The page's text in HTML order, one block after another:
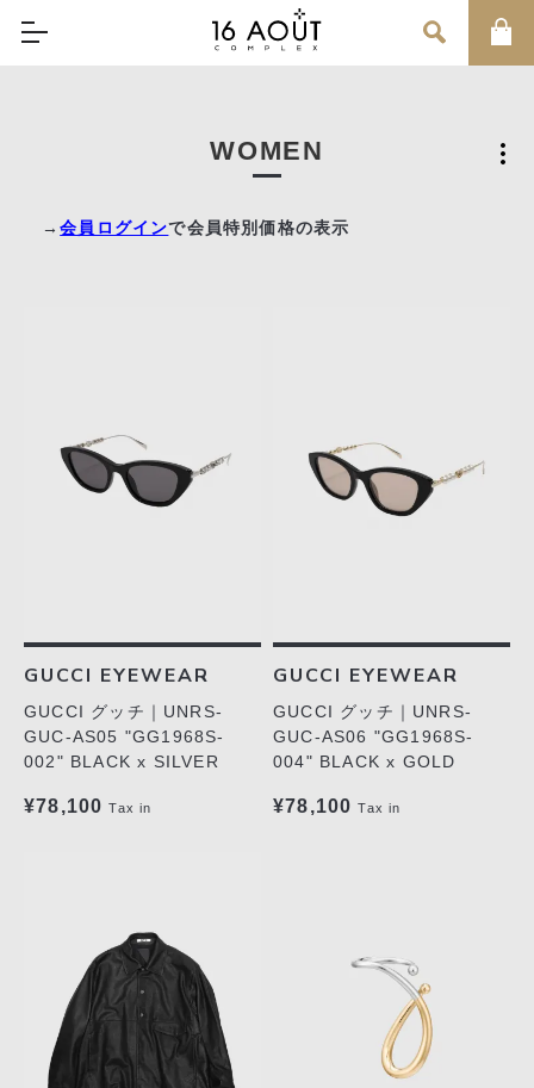
MEN
店舗情報
インフォメーション
新規会員登録(MEMBER
SHIP)
アカウントの管理
Privacy Policy
WOMEN
→会員ログインで会員特別価格の表示
GUCCI EYEWEAR
GUCCI グッチ｜UNRS-
GUC-AS05 "GG1968S-
002" BLACK x SILVER
¥78,100 Tax in
GUCCI EYEWEAR
GUCCI グッチ｜UNRS-
GUC-AS06 "GG1968S-
004" BLACK x GOLD
¥78,100 Tax in